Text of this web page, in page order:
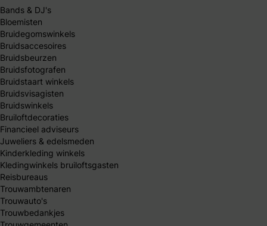
Bands & DJ's
Bloemisten
Bruidegomswinkels
Bruidsaccesoires
Bruidsbeurzen
Bruidsfotografen
Bruidstaart winkels
Bruidsvisagisten
Bruidswinkels
Bruiloftdecoraties
Financieel adviseurs
Juweliers & edelsmeden
Kinderkleding winkels
Kledingwinkels bruiloftsgasten
Reisbureaus
Trouwambtenaren
Trouwauto's
Trouwbedankjes